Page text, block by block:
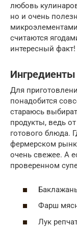
любовь
но и очень
считаются
интересный факт!
Ингредиенты
Для
понадобится
стараюсь
продукты, ведь
готового блюда.
фермерском
очень свежее. А
проверенном
Фарш
Лук